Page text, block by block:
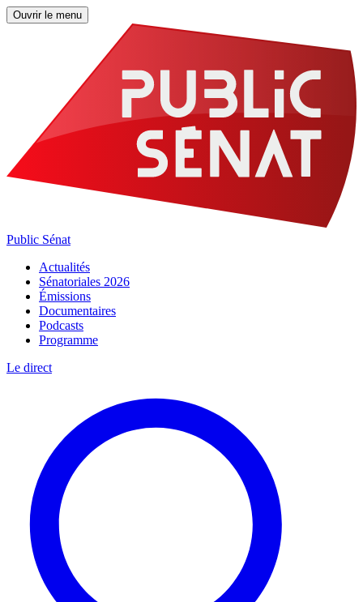
Ouvrir le menu
Public Sénat
Actualités
Sénatoriales 2026
Émissions
Documentaires
Podcasts
Programme
Le direct